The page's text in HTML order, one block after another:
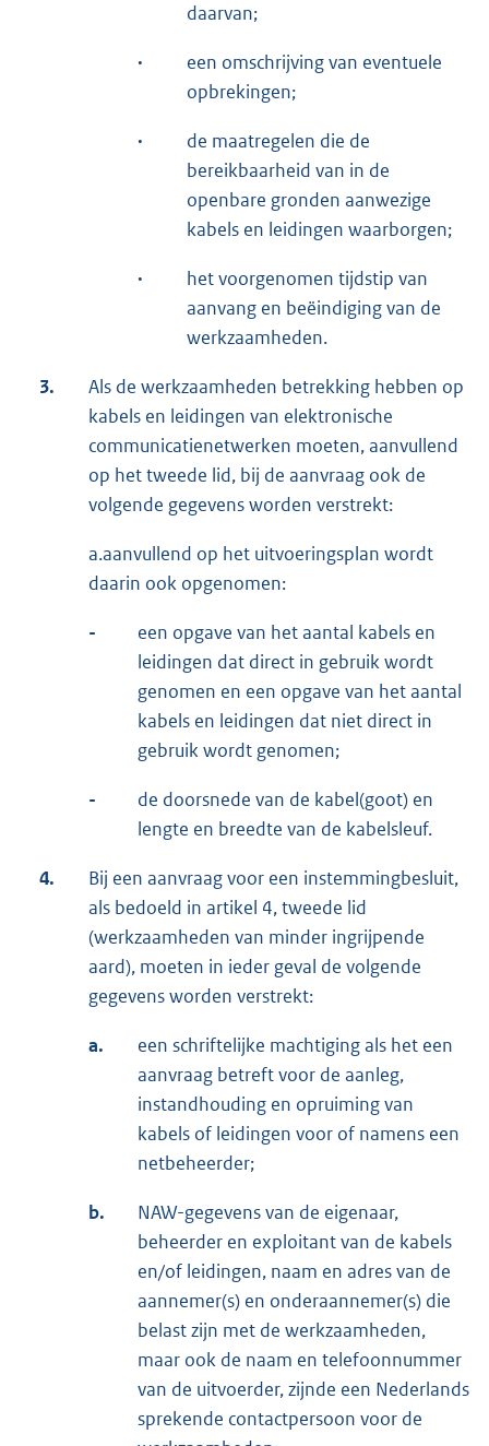
daarvan;
·
een omschrijving van eventuele
opbrekingen;
·
de maatregelen die de
bereikbaarheid van in de
openbare gronden aanwezige
kabels en leidingen waarborgen;
·
het voorgenomen tijdstip van
aanvang en beëindiging van de
werkzaamheden.
3.
Als de werkzaamheden betrekking hebben op
kabels en leidingen van elektronische
communicatienetwerken moeten, aanvullend
op het tweede lid, bij de aanvraag ook de
volgende gegevens worden verstrekt:
a.aanvullend op het uitvoeringsplan wordt
daarin ook opgenomen:
-
een opgave van het aantal kabels en
leidingen dat direct in gebruik wordt
genomen en een opgave van het aantal
kabels en leidingen dat niet direct in
gebruik wordt genomen;
-
de doorsnede van de kabel(goot) en
lengte en breedte van de kabelsleuf.
4.
Bij een aanvraag voor een instemmingbesluit,
als bedoeld in artikel 4, tweede lid
(werkzaamheden van minder ingrijpende
aard), moeten in ieder geval de volgende
gegevens worden verstrekt:
a.
een schriftelijke machtiging als het een
aanvraag betreft voor de aanleg,
instandhouding en opruiming van
kabels of leidingen voor of namens een
netbeheerder;
b.
NAW-gegevens van de eigenaar,
beheerder en exploitant van de kabels
en/of leidingen, naam en adres van de
aannemer(s) en onderaannemer(s) die
belast zijn met de werkzaamheden,
maar ook de naam en telefoonnummer
van de uitvoerder, zijnde een Nederlands
sprekende contactpersoon voor de